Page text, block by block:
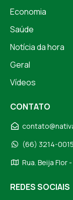
Economia
Saúde
Notícia da hora
Geral
Vídeos
CONTATO
(66) 3214-0015
Rua. Beija Flor
REDES SOCIAIS